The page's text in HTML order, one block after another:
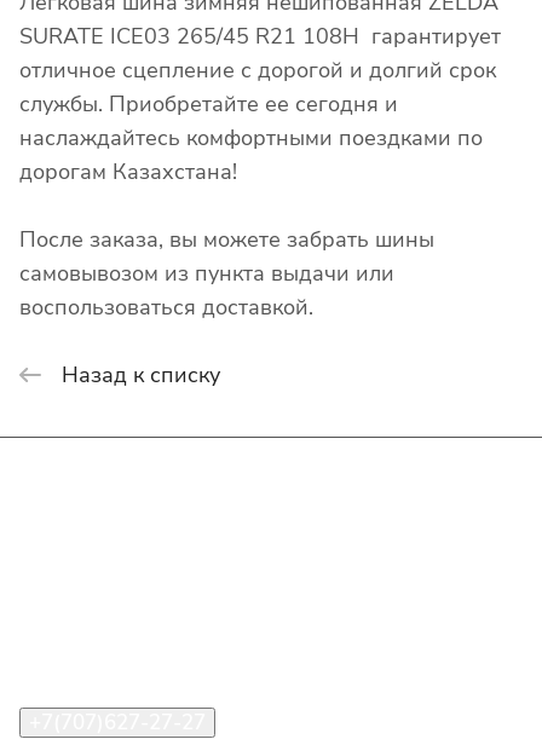
SURATE ICE03 265/45 R21 108H гарантирует
отличное сцепление с дорогой и долгий срок
службы. Приобретайте ее сегодня и
наслаждайтесь комфортными поездками по
дорогам Казахстана!
После заказа, вы можете забрать шины
самовывозом из пункта выдачи или
воспользоваться доставкой.
Назад к списку